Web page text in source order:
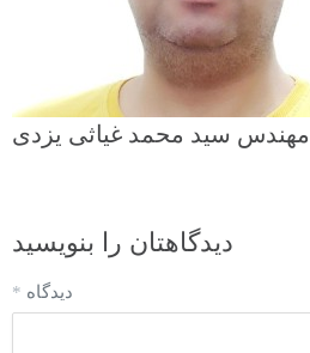
مهندس سید محمد غیاثی یزدی
دیدگاهتان را بنویسید
دیدگاه *